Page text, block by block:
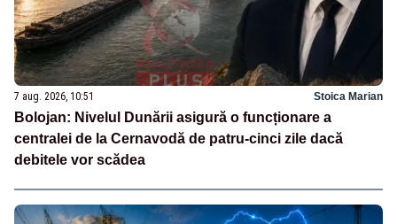
7 aug. 2026, 10:51 Stoica Marian
Bolojan: Nivelul Dunării asigură o funcționare a
centralei de la Cernavodă de patru-cinci zile dacă
debitele vor scădea